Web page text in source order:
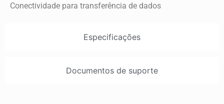
Especificações
Documentos de suporte
Conectividade para transferência de dados